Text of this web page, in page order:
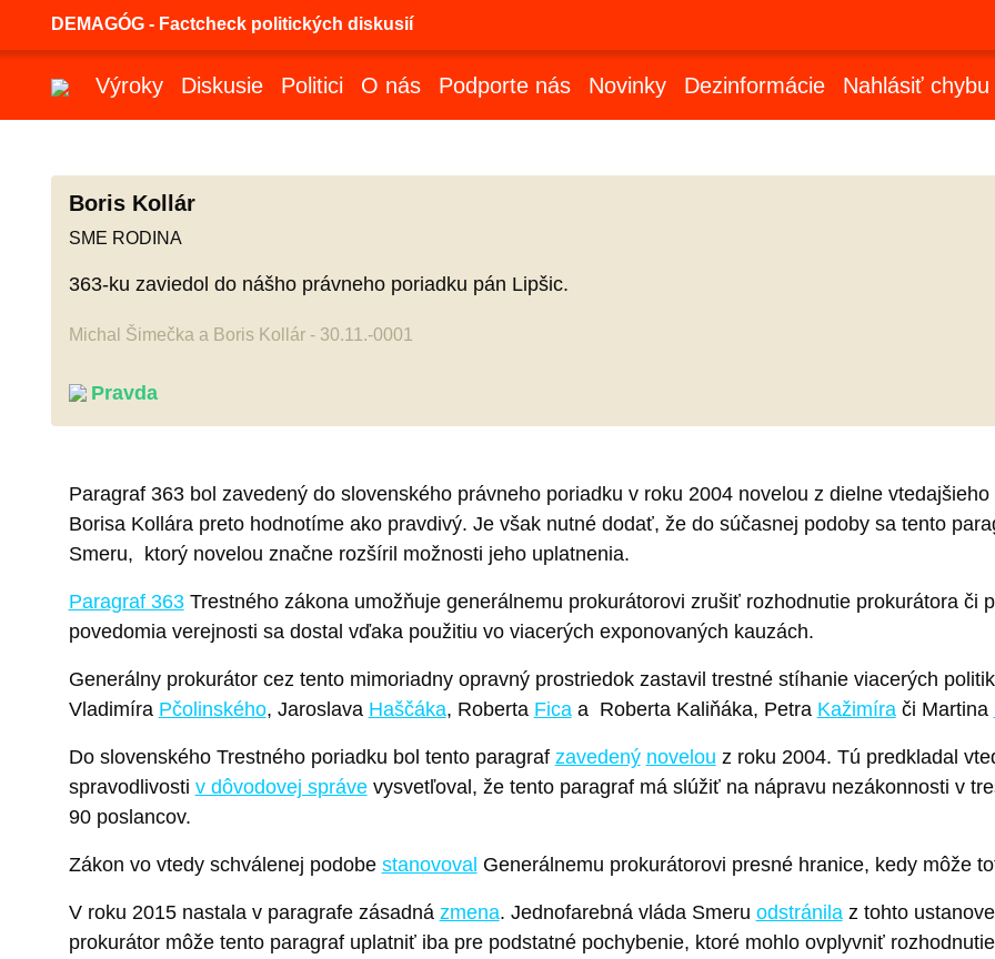
DEMAGÓG - Factcheck politických diskusií
Výroky Diskusie Politici O nás Podporte nás Novinky Dezinformácie Nahlásiť chybu
Boris Kollár
SME RODINA
363-ku zaviedol do nášho právneho poriadku pán Lipšic.
Michal Šimečka a Boris Kollár - 30.11.-0001
Pravda
Paragraf 363 bol zavedený do slovenského právneho poriadku v roku 2004 novelou z dielne
Borisa Kollára preto hodnotíme ako pravdivý. Je však nutné dodať, že do súčasnej podoby sa tento
Smeru, ktorý novelou značne rozšíril možnosti jeho uplatnenia.
Paragraf 363Trestného zákona umožňuje generálnemu prokurátorovi zrušiť rozhodnutie prokurátora či
povedomia verejnosti sa dostal vďaka použitiu vo viacerých exponovaných kauzách.
Generálny prokurátor cez tento mimoriadny opravný prostriedok zastavil trestné stíhanie viacerých
Vladimíra Pčolinského, Jaroslava Haščáka, Roberta Ficaa Roberta Kaliňáka, Petra Kažimírači Martina
Do slovenského Trestného poriadku bol tento paragraf zavedený novelou z roku 2004. Tú predkladal
spravodlivosti v dôvodovej správevysvetľoval, že tento paragraf má slúžiť na nápravu nezákonnosti v
90 poslancov.
Zákon vo vtedy schválenej podobe stanovoval Generálnemu prokurátorovi presné hranice, kedy môže
V roku 2015 nastala v paragrafe zásadná zmena. Jednofarebná vláda Smeru odstránilaz tohto
prokurátor môže tento paragraf uplatniť iba pre podstatné pochybenie, ktoré mohlo ovplyvniť